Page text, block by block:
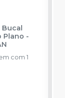
Bucal
Plano -
com 1